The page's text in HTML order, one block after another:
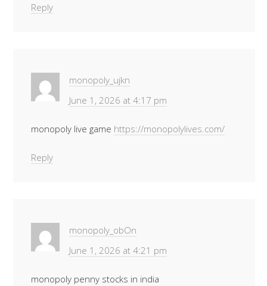
Reply
monopoly_ujkn
June 1, 2026 at 4:17 pm
monopoly live game https://monopolylives.com/
Reply
monopoly_obOn
June 1, 2026 at 4:21 pm
monopoly penny stocks in india